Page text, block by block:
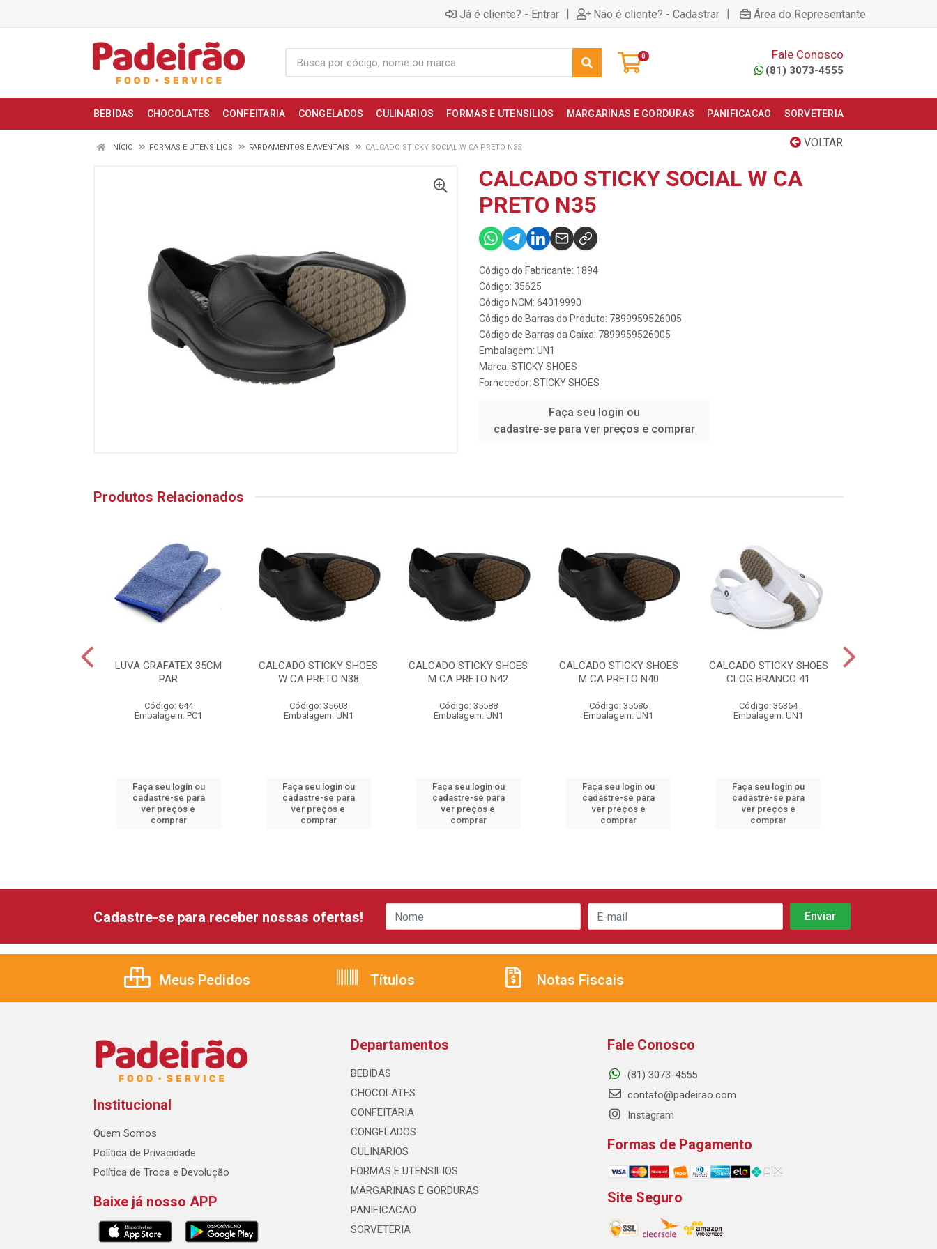
Já é cliente? - Entrar | Não é cliente? - Cadastrar | Área do Representante
0 Fale Conosco
(81) 3073-4555
BEBIDAS CHOCOLATES CONFEITARIA CONGELADOS CULINARIOS FORMAS E UTENSILIOS MARGARINAS E GORDURAS PANIFICACAO SORVETERIA
VOLTAR
INÍCIO FORMAS E UTENSILIOS FARDAMENTOS E AVENTAIS CALCADO STICKY SOCIAL W CA PRETO N35
CALCADO STICKY SOCIAL W CA
PRETO N35
Código do Fabricante: 1894
Código: 35625
Código NCM: 64019990
Código de Barras do Produto: 7899959526005
Código de Barras da Caixa: 7899959526005
Embalagem: UN1
Marca: STICKY SHOES
Fornecedor: STICKY SHOES
Faça seu login ou
cadastre-se para ver preços e comprar
Produtos Relacionados
LUVA GRAFATEX 35CM
PAR
Código: 644
Embalagem: PC1
Faça seu login ou
cadastre-se para
ver preços e
comprar
CALCADO STICKY SHOES
W CA PRETO N38
Código: 35603
Embalagem: UN1
Faça seu login ou
cadastre-se para
ver preços e
comprar
CALCADO STICKY SHOES
M CA PRETO N42
Código: 35588
Embalagem: UN1
Faça seu login ou
cadastre-se para
ver preços e
comprar
CALCADO STICKY SHOES
M CA PRETO N40
Código: 35586
Embalagem: UN1
Faça seu login ou
cadastre-se para
ver preços e
comprar
CALCADO STICKY SHOES
CLOG BRANCO 41
Código: 36364
Embalagem: UN1
Faça seu login ou
cadastre-se para
ver preços e
comprar
Cadastre-se para receber nossas ofertas!
Meus Pedidos Títulos Notas Fiscais
Institucional
Quem Somos
Política de Privacidade
Política de Troca e Devolução
Baixe já nosso APP
Departamentos
BEBIDAS
CHOCOLATES
CONFEITARIA
CONGELADOS
CULINARIOS
FORMAS E UTENSILIOS
MARGARINAS E GORDURAS
PANIFICACAO
SORVETERIA
Fale Conosco
(81) 3073-4555
contato@padeirao.com
Instagram
Formas de Pagamento
Site Seguro